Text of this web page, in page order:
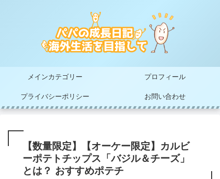
メインカテゴリー プロフィール
プライバシーポリシー お問い合わせ
【数量限定】【オーケー限定】カルビ
ーポテトチップス「バジル＆チーズ」
とは？ おすすめポテチ